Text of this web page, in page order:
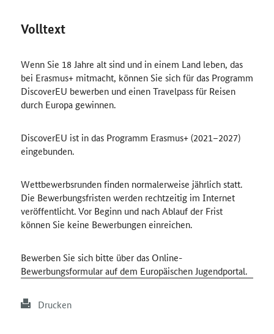
Volltext
Wenn Sie 18 Jahre alt sind und in einem Land leben, das
bei Erasmus+ mitmacht, können Sie sich für das Programm
DiscoverEU bewerben und einen Travelpass für Reisen
durch Europa gewinnen.
DiscoverEU ist in das Programm Erasmus+ (2021–2027)
eingebunden.
Wettbewerbsrunden finden normalerweise jährlich statt.
Die Bewerbungsfristen werden rechtzeitig im Internet
veröffentlicht. Vor Beginn und nach Ablauf der Frist
können Sie keine Bewerbungen einreichen.
Bewerben Sie sich bitte über das Online-
Bewerbungsformular auf dem Europäischen Jugendportal.
Drucken